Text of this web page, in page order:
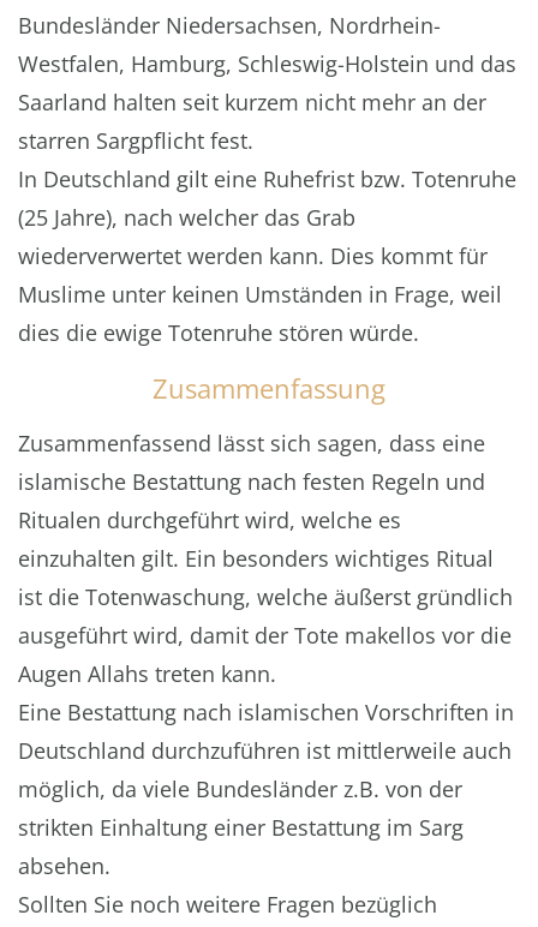
Bundesländer Niedersachsen, Nordrhein-
Westfalen, Hamburg, Schleswig-Holstein und das
Saarland halten seit kurzem nicht mehr an der
starren Sargpflicht fest.
In Deutschland gilt eine Ruhefrist bzw. Totenruhe
(25 Jahre), nach welcher das Grab
wiederverwertet werden kann. Dies kommt für
Muslime unter keinen Umständen in Frage, weil
dies die ewige Totenruhe stören würde.
Zusammenfassung
Zusammenfassend lässt sich sagen, dass eine
islamische Bestattung nach festen Regeln und
Ritualen durchgeführt wird, welche es
einzuhalten gilt. Ein besonders wichtiges Ritual
ist die Totenwaschung, welche äußerst gründlich
ausgeführt wird, damit der Tote makellos vor die
Augen Allahs treten kann.
Eine Bestattung nach islamischen Vorschriften in
Deutschland durchzuführen ist mittlerweile auch
möglich, da viele Bundesländer z.B. von der
strikten Einhaltung einer Bestattung im Sarg
absehen.
Sollten Sie noch weitere Fragen bezüglich